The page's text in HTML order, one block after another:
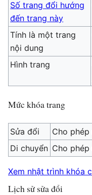
Số trang đổi hướng
đến trang này
Tính là một trang
nội dung
Hình trang
Mức khóa trang
Sửa đổi
Cho
Di chuyển Cho
Xem nhật trình khóa
Lịch sử sửa đổi